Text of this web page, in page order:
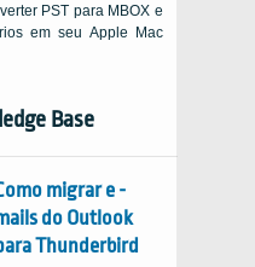
PST para MBOX e
em seu Apple Mac
Base
migrar e -
do Outlook
Thunderbird